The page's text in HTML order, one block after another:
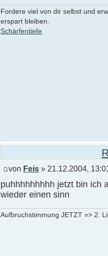
Fordere viel von dir selbst und
erspart bleiben.
Schärfentiefe
von Feis » 21.12.2004,
puhhhhhhhhh jetzt bin ich
wieder einen sinn
Aufbruchstimmung JETZT => 2.